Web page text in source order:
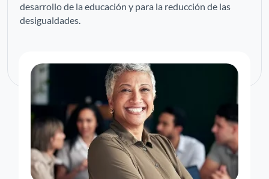
desarrollo de la educación y para la reducción de las
desigualdades.